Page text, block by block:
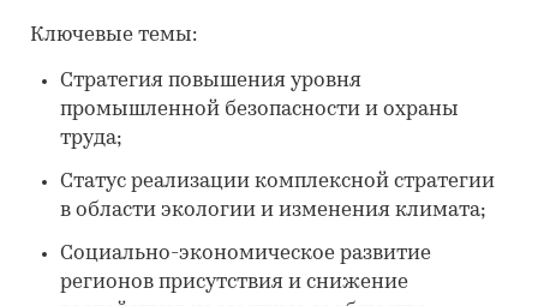
Ключевые темы:
Стратегия повышения уровня
промышленной безопасности и охраны
труда;
Статус реализации комплексной стратегии
в области экологии и изменения климата;
Социально-экономическое развитие
регионов присутствия и снижение